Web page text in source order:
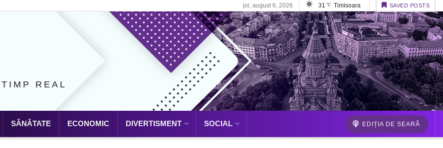
joi, august 6, 2026 31 °C Timisoara SAVED POSTS
REAL
SĂNĂTATE ECONOMIC DIVERTISMENT SOCIAL EDIȚIA DE SEARĂ